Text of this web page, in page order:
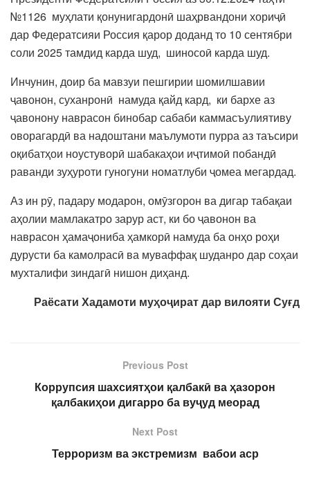
№1126 муҳлати қонунигардонӣ шаҳрвандони хориҷӣ
дар Федератсияи Россия қарор доданд то 10 сентябри
соли 2025 тамдид карда шуд, шиносоӣ карда шуд.
Инчунин, доир ба мавзуи пешгирии шомилшавии
ҷавонон, суханронӣ намуда қайд кард, ки бархе аз
ҷавонону наврасон бинобар сабаби каммасъулиятиву
оворагардӣ ва надоштани маълумоти пурра аз таъсири
оқибатҳои ноустуворӣ шабакаҳои иҷтимоӣ побандӣ
раванди зуҳуроти гуногуни номатлуби ҷомеа мегардад.
Аз ин рӯ, падару модарон, омӯзгорон ва дигар табақаи
аҳолии мамлакатро зарур аст, ки бо ҷавонон ва
наврасон ҳамаҷониба ҳамкорӣ намуда ба онҳо роҳи
дурусти ба камолрасӣ ва муваффақ шуданро дар соҳаи
мухталифи зиндагӣ нишон диҳанд.
Раёсати Хадамоти муҳоҷират дар вилояти Суғд
Previous Post
Коррупсия шахсиятҳои қалбакӣ ва ҳазорон
қалбакиҳои дигарро ба вуҷуд меорад
Next Post
Терроризм ва экстремизм вабои аср